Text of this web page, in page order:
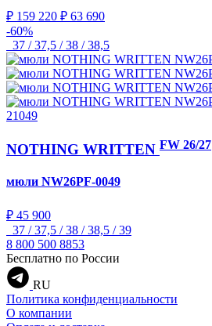
₽ 159 220 ₽ 63 690
-60%
37 / 37,5 / 38 / 38,5
21049
NOTHING WRITTEN FW 26/27
мюли NW26PF-0049
₽ 45 900
37 / 37,5 / 38 / 38,5 / 39
8 800 500 8853
Бесплатно по России
RU
Политика конфиденциальности
О компании